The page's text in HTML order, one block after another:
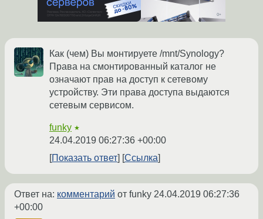
Как (чем) Вы монтируете /mnt/Synology?
Права на смонтированный каталог не
означают прав на доступ к сетевому
устройству. Эти права доступа выдаются
сетевым сервисом.
funky ★
24.04.2019 06:27:36 +00:00
Показать ответ
Ссылка
Ответ на: комментарий от funky 24.04.2019 06:27:36
+00:00